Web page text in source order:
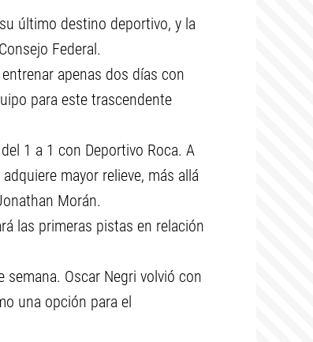
último destino deportivo, y la
Federal.
apenas dos días con
para este trascendente
1 a 1 con Deportivo Roca. A
mayor relieve, más allá
Morán.
las primeras pistas en relación
Oscar Negri volvió con
una opción para el